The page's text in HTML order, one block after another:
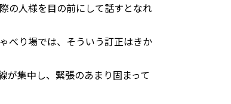
の人様を目の前にして話すとなれ
べり場では、そういう訂正はきか
が集中し、緊張のあまり固まって